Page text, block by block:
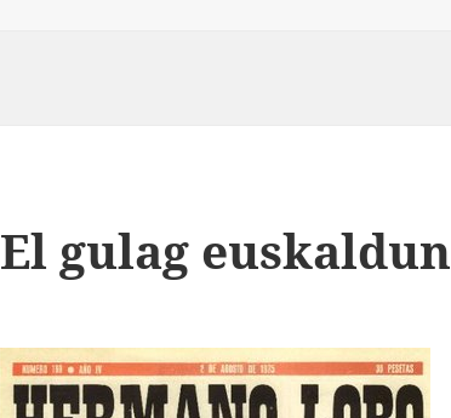
El gulag euskaldun